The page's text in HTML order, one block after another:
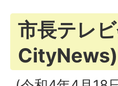
市長テレ
CityNews)